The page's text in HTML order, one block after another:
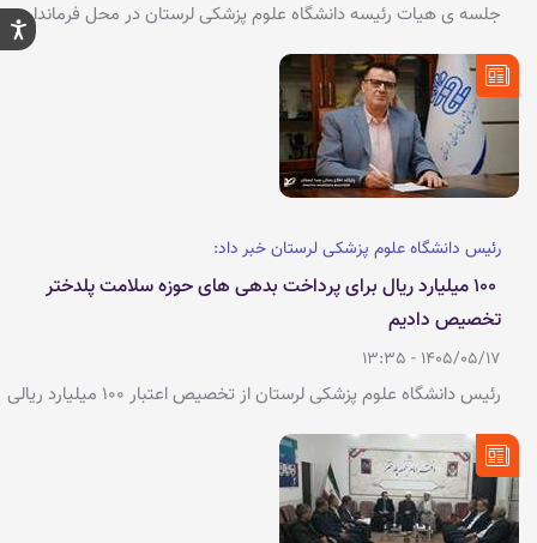
جلسه ی هیات رئیسه دانشگاه علوم پزشکی لرستان در محل فرمانداری
مجلس برگزار شد.
رئیس دانشگاه علوم پزشکی لرستان خبر داد:
۱۰۰ میلیارد ریال برای پرداخت بدهی های حوزه سلامت پلدختر
تخصیص دادیم
1405/05/17 - 13:35
رئیس دانشگاه علوم پزشکی لرستان از تخصیص اعتبار ۱۰۰ میلیارد ریالی